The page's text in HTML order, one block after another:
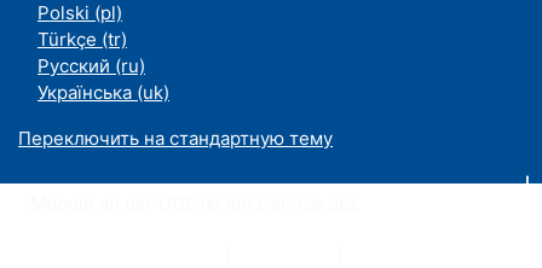
Polski ‎(pl)‎
Türkçe ‎(tr)‎
Русский ‎(ru)‎
Українська ‎(uk)‎
Переключить на стандартную тему